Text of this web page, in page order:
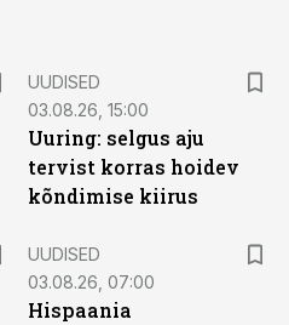
UUDISED
03.08.26, 15:00
Uuring: selgus aju
tervist korras hoidev
kõndimise kiirus
UUDISED
03.08.26, 07:00
Hispaania